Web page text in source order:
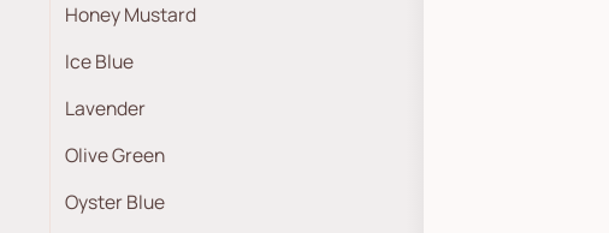
Honey Mustard
Ice Blue
Lavender
Olive Green
Oyster Blue